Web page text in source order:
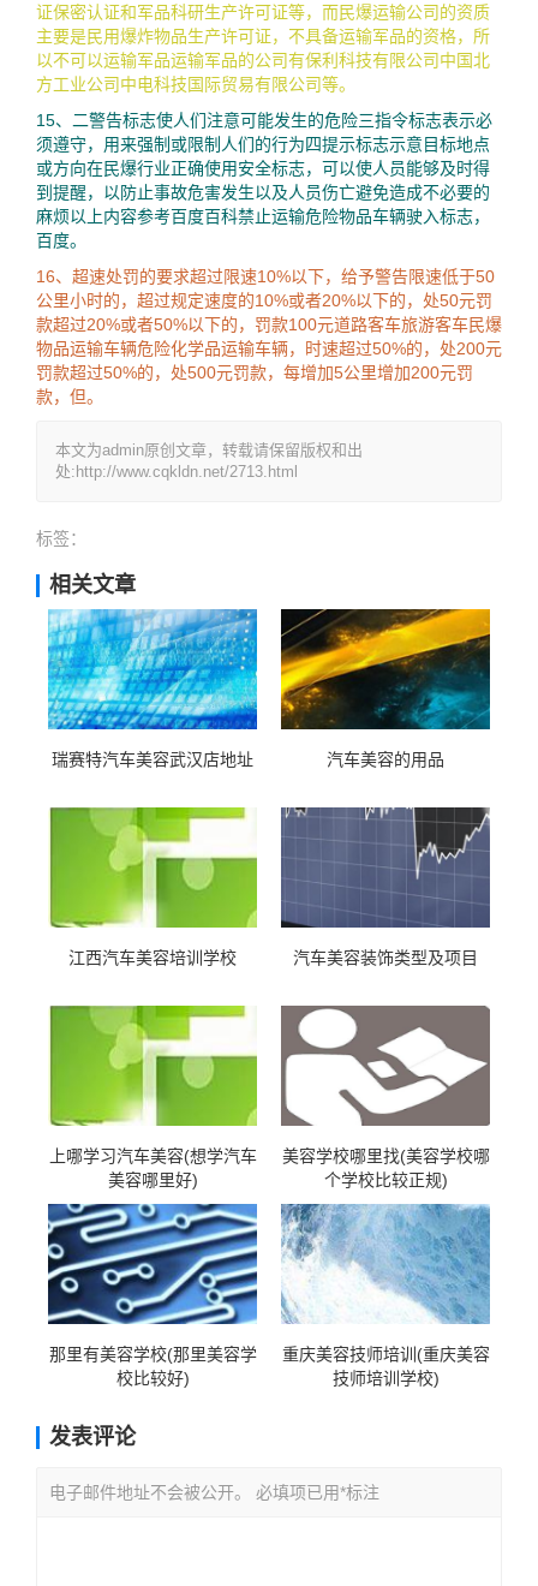
证保密认证和军品科研生产许可证等，而民爆运输公司的资质
主要是民用爆炸物品生产许可证，不具备运输军品的资格，所
以不可以运输军品运输军品的公司有保利科技有限公司中国北
方工业公司中电科技国际贸易有限公司等。
15、二警告标志使人们注意可能发生的危险三指令标志表示必
须遵守，用来强制或限制人们的行为四提示标志示意目标地点
或方向在民爆行业正确使用安全标志，可以使人员能够及时得
到提醒，以防止事故危害发生以及人员伤亡避免造成不必要的
麻烦以上内容参考百度百科禁止运输危险物品车辆驶入标志，
百度。
16、超速处罚的要求超过限速10%以下，给予警告限速低于50
公里小时的，超过规定速度的10%或者20%以下的，处50元罚
款超过20%或者50%以下的，罚款100元道路客车旅游客车民爆
物品运输车辆危险化学品运输车辆，时速超过50%的，处200元
罚款超过50%的，处500元罚款，每增加5公里增加200元罚
款，但。
本文为admin原创文章，转载请保留版权和出
处:http://www.cqkldn.net/2713.html
标签：
相关文章
瑞赛特汽车美容武汉店地址 汽车美容的用品
江西汽车美容培训学校 汽车美容装饰类型及项目
上哪学习汽车美容(想学汽车
美容哪里好)
美容学校哪里找(美容学校哪
个学校比较正规)
那里有美容学校(那里美容学
校比较好)
重庆美容技师培训(重庆美容
技师培训学校)
发表评论
电子邮件地址不会被公开。 必填项已用*标注